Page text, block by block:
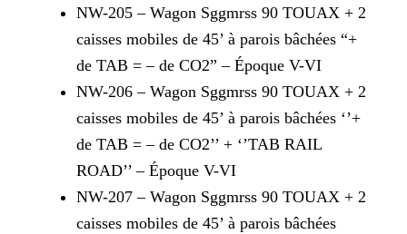
NW-205 – Wagon Sggmrss 90 TOUAX + 2
caisses mobiles de 45’ à parois bâchées “+
de TAB = – de CO2” – Époque V-VI
NW-206 – Wagon Sggmrss 90 TOUAX + 2
caisses mobiles de 45’ à parois bâchées ‘’+
de TAB = – de CO2’’ + ‘’TAB RAIL
ROAD’’ – Époque V-VI
NW-207 – Wagon Sggmrss 90 TOUAX + 2
caisses mobiles de 45’ à parois bâchées